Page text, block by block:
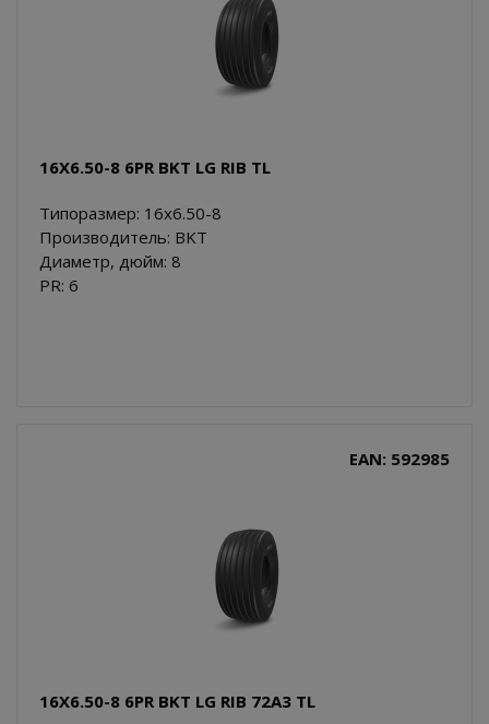
16X6.50-8 6PR BKT LG RIB TL
Типоразмер: 16x6.50-8
Производитель: BKT
Диаметр, дюйм: 8
PR: 6
EAN: 592985
16X6.50-8 6PR BKT LG RIB 72A3 TL